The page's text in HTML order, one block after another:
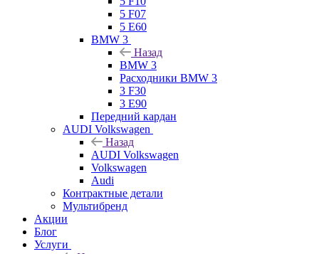
5 F07
5 E60
BMW 3
Назад
BMW 3
Расходники BMW 3
3 F30
3 E90
Передний кардан
AUDI Volkswagen
Назад
AUDI Volkswagen
Volkswagen
Audi
Контрактные детали
Мультибренд
Акции
Блог
Услуги